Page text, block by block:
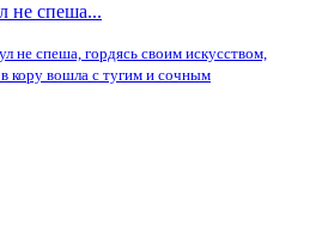
не спеша...
не спеша, гордясь своим искусством,
в кору вошла с тугим и сочным